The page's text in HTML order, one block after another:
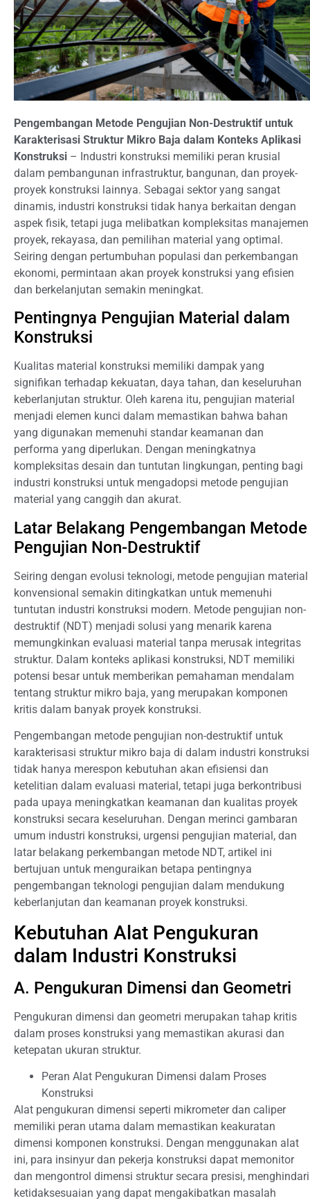
Pengembangan Metode Pengujian Non-Destruktif untuk
Karakterisasi Struktur Mikro Baja dalam Konteks Aplikasi
Konstruksi – Industri konstruksi memiliki peran krusial
dalam pembangunan infrastruktur, bangunan, dan proyek-
proyek konstruksi lainnya. Sebagai sektor yang sangat
dinamis, industri konstruksi tidak hanya berkaitan dengan
aspek fisik, tetapi juga melibatkan kompleksitas manajemen
proyek, rekayasa, dan pemilihan material yang optimal.
Seiring dengan pertumbuhan populasi dan perkembangan
ekonomi, permintaan akan proyek konstruksi yang efisien
dan berkelanjutan semakin meningkat.
Pentingnya Pengujian Material dalam
Konstruksi
Kualitas material konstruksi memiliki dampak yang
signifikan terhadap kekuatan, daya tahan, dan keseluruhan
keberlanjutan struktur. Oleh karena itu, pengujian material
menjadi elemen kunci dalam memastikan bahwa bahan
yang digunakan memenuhi standar keamanan dan
performa yang diperlukan. Dengan meningkatnya
kompleksitas desain dan tuntutan lingkungan, penting bagi
industri konstruksi untuk mengadopsi metode pengujian
material yang canggih dan akurat.
Latar Belakang Pengembangan Metode
Pengujian Non-Destruktif
Seiring dengan evolusi teknologi, metode pengujian material
konvensional semakin ditingkatkan untuk memenuhi
tuntutan industri konstruksi modern. Metode pengujian non-
destruktif (NDT) menjadi solusi yang menarik karena
memungkinkan evaluasi material tanpa merusak integritas
struktur. Dalam konteks aplikasi konstruksi, NDT memiliki
potensi besar untuk memberikan pemahaman mendalam
tentang struktur mikro baja, yang merupakan komponen
kritis dalam banyak proyek konstruksi.
Pengembangan metode pengujian non-destruktif untuk
karakterisasi struktur mikro baja di dalam industri konstruksi
tidak hanya merespon kebutuhan akan efisiensi dan
ketelitian dalam evaluasi material, tetapi juga berkontribusi
pada upaya meningkatkan keamanan dan kualitas proyek
konstruksi secara keseluruhan. Dengan merinci gambaran
umum industri konstruksi, urgensi pengujian material, dan
latar belakang perkembangan metode NDT, artikel ini
bertujuan untuk menguraikan betapa pentingnya
pengembangan teknologi pengujian dalam mendukung
keberlanjutan dan keamanan proyek konstruksi.
Kebutuhan Alat Pengukuran
dalam Industri Konstruksi
A. Pengukuran Dimensi dan Geometri
Pengukuran dimensi dan geometri merupakan tahap kritis
dalam proses konstruksi yang memastikan akurasi dan
ketepatan ukuran struktur.
Peran Alat Pengukuran Dimensi dalam Proses
Konstruksi
Alat pengukuran dimensi seperti mikrometer dan caliper
memiliki peran utama dalam memastikan keakuratan
dimensi komponen konstruksi. Dengan menggunakan alat
ini, para insinyur dan pekerja konstruksi dapat memonitor
dan mengontrol dimensi struktur secara presisi, menghindari
ketidaksesuaian yang dapat mengakibatkan masalah